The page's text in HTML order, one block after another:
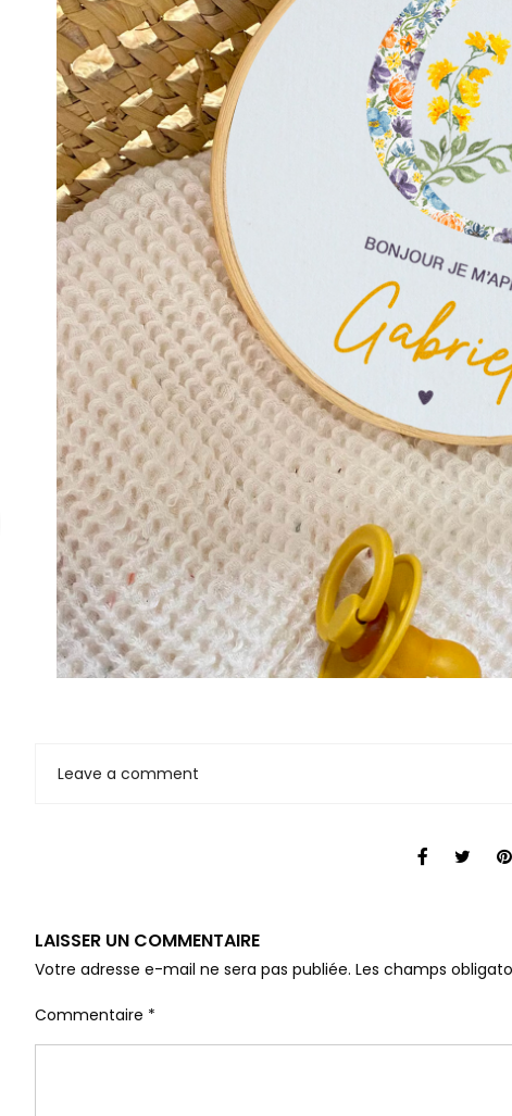
Leave a comment
LAISSER UN COMMENTAIRE
Votre adresse e-mail ne sera pas publiée. Les champs
Commentaire *